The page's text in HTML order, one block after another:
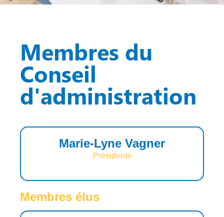
Membres du
Conseil
d'administration
Marie-Lyne Vagner
Présidente
Membres élus